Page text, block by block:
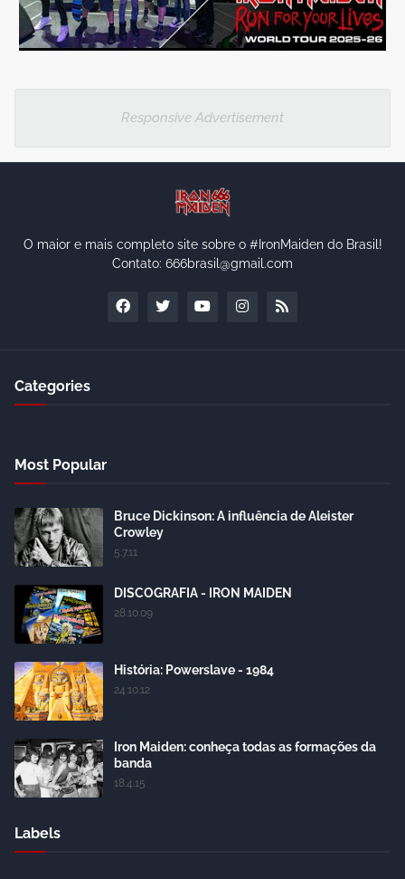
Responsive Advertisement
O maior e mais completo site sobre o #IronMaiden do Brasil!
Contato: 666brasil@gmail.com
Categories
Most Popular
Bruce Dickinson: A influência de Aleister
Crowley
5.7.11
DISCOGRAFIA - IRON MAIDEN
28.10.09
História: Powerslave - 1984
24.10.12
Iron Maiden: conheça todas as formações da
banda
18.4.15
Labels